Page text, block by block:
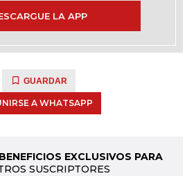
LA APP
GUARDAR
A WHATSAPP
EXCLUSIVOS PARA
SUSCRIPTORES